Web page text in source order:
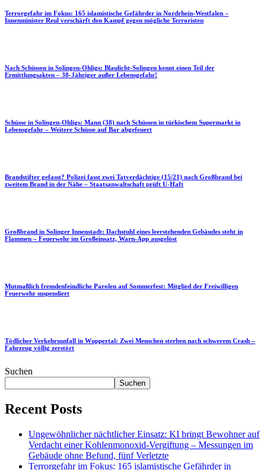
Terrorgefahr im Fokus: 165 islamistische Gefährder in Nordrhein-Westfalen –
Innenminister Reul verschärft den Kampf gegen mögliche Terroristen
Nach Schüssen in Solingen-Ohligs: Blaulicht-Solingen kennt einen Teil der
Ermittlungsakten – 38-Jähriger außer Lebensgefahr!
Schüsse in Solingen-Ohligs: Mann (38) nach Schüssen in türkischem Supermarkt in
Lebensgefahr – Weitere Schüsse auf Bar abgefeuert
Brandstifter gefasst? Polizei fasst zwei Tatverdächtige (15/21) nach Großbrand bei
zweitem Brand in der Nähe – Staatsanwaltschaft prüft U-Haft
Großbrand in Solinger Innenstadt: Dachstuhl eines leerstehenden Gebäudes steht in
Flammen – Feuerwehr im Großeinsatz, Warn-App ausgelöst
Mutmaßlich fremdenfeindliche Parolen auf Sommerfest: Mitglied der Freiwilligen
Feuerwehr suspendiert
Tödlicher Verkehrsunfall in Wuppertal: Zwei Menschen sterben nach schwerem Crash –
Fahrzeug völlig zerstört
Suchen
Suchen
Recent Posts
Ungewöhnlicher nächtlicher Einsatz: KI bringt Bewohner auf
Verdacht einer Kohlenmonoxid-Vergiftung – Messungen im
Gebäude ohne Befund, fünf Verletzte
Terrorgefahr im Fokus: 165 islamistische Gefährder in